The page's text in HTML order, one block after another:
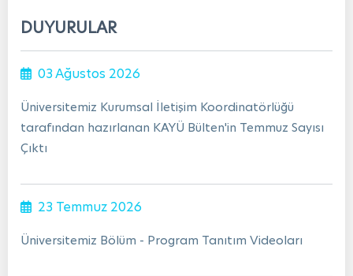
DUYURULAR
03 Ağustos 2026
Üniversitemiz Kurumsal İletişim Koordinatörlüğü
tarafından hazırlanan KAYÜ Bülten'in Temmuz Sayısı
Çıktı
23 Temmuz 2026
Üniversitemiz Bölüm - Program Tanıtım Videoları